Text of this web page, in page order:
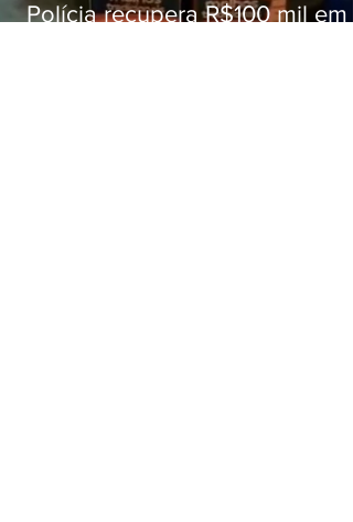
Polícia recupera R$100 mil em